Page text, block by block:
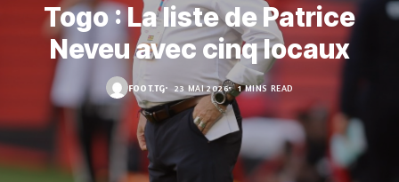
Togo : La liste de Patrice
Neveu avec cinq locaux
FOOT.TG 23 MAI 2026 1 MINS READ